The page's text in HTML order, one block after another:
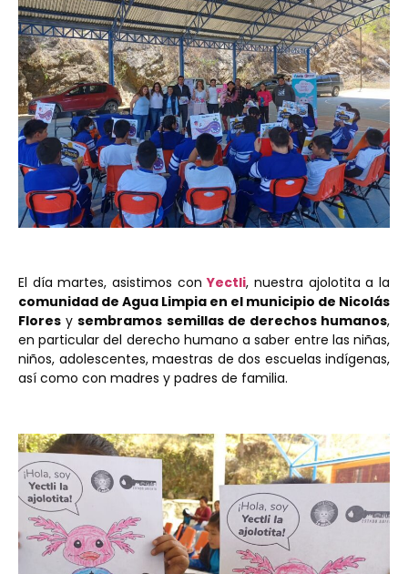
El día martes, asistimos conYectli, nuestra ajolotita a la
comunidad de Agua Limpia en el municipio de Nicolás
Flores ysembramos semillas de derechos humanos,
en particular del derecho humano a saber entre las niñas,
niños, adolescentes, maestras de dos escuelas indígenas,
así como con madres y padres de familia.